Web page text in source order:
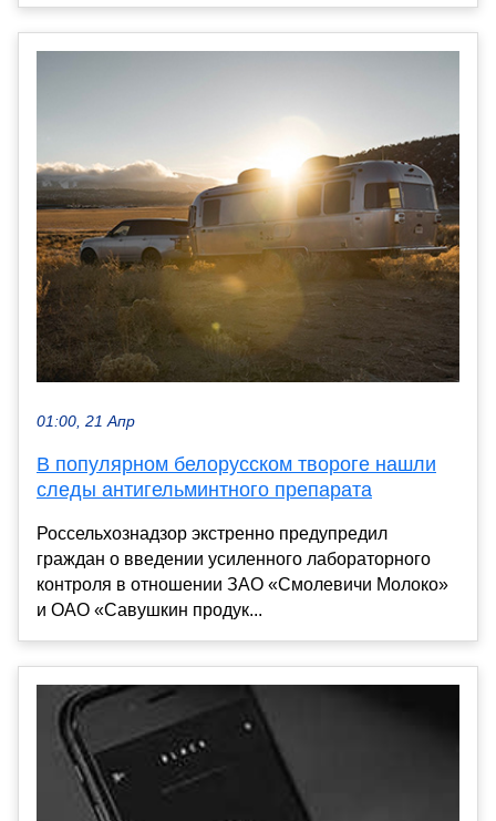
01:00, 21 Апр
В популярном белорусском твороге нашли
следы антигельминтного препарата
Россельхознадзор экстренно предупредил
граждан о введении усиленного лабораторного
контроля в отношении ЗАО «Смолевичи Молоко»
и ОАО «Савушкин продук...